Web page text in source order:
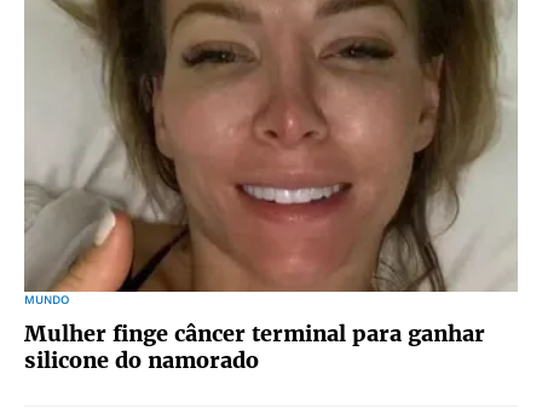
MUNDO
Mulher finge câncer terminal para ganhar
silicone do namorado